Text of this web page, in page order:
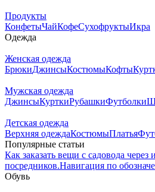
Продукты
КонфетыЧайКофеСухофруктыИкра
Одежда
Женская одежда
БрюкиДжинсыКостюмыКофты
Мужская одежда
ДжинсыКурткиРубашкиФутболки
Детская одежда
Верхняя одеждаКостюмыПлатья
Популярные статьи
Как заказать вещи с садовода через
посредников.Навигация по
Обувь